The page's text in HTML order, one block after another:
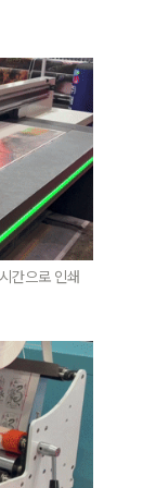
간으로 인쇄